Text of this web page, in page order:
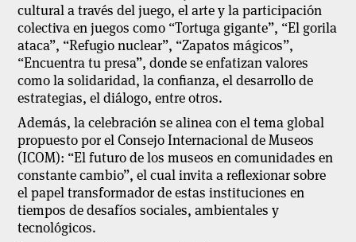
cultural a través del juego, el arte y la participación
colectiva en juegos como “Tortuga gigante”, “El gorila
ataca”, “Refugio nuclear”, “Zapatos mágicos”,
“Encuentra tu presa”, donde se enfatizan valores
como la solidaridad, la confianza, el desarrollo de
estrategias, el diálogo, entre otros.
Además, la celebración se alinea con el tema global
propuesto por el Consejo Internacional de Museos
(ICOM): “El futuro de los museos en comunidades en
constante cambio”, el cual invita a reflexionar sobre
el papel transformador de estas instituciones en
tiempos de desafíos sociales, ambientales y
tecnológicos.